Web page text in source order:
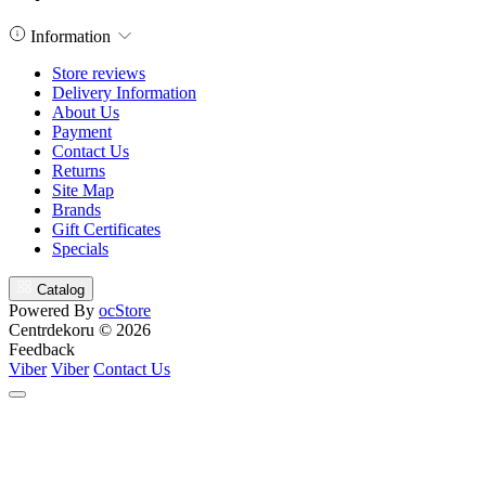
Information
Store reviews
Delivery Information
About Us
Payment
Contact Us
Returns
Site Map
Brands
Gift Certificates
Specials
Catalog
Powered By ocStore
Centrdekoru © 2026
Feedback
Viber Viber Contact Us